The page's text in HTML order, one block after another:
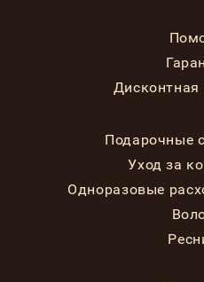
Подарочные
Уход за
Одноразовые